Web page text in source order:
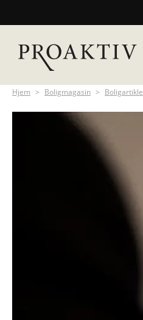
Hjem > Boligmagasin >